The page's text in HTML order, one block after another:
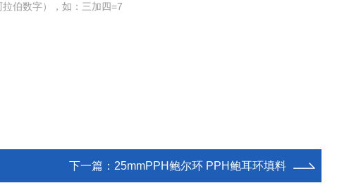
伯数字），如：三加四=7
下一篇： 25mmPPH鲍尔环 PPH鲍耳环填料